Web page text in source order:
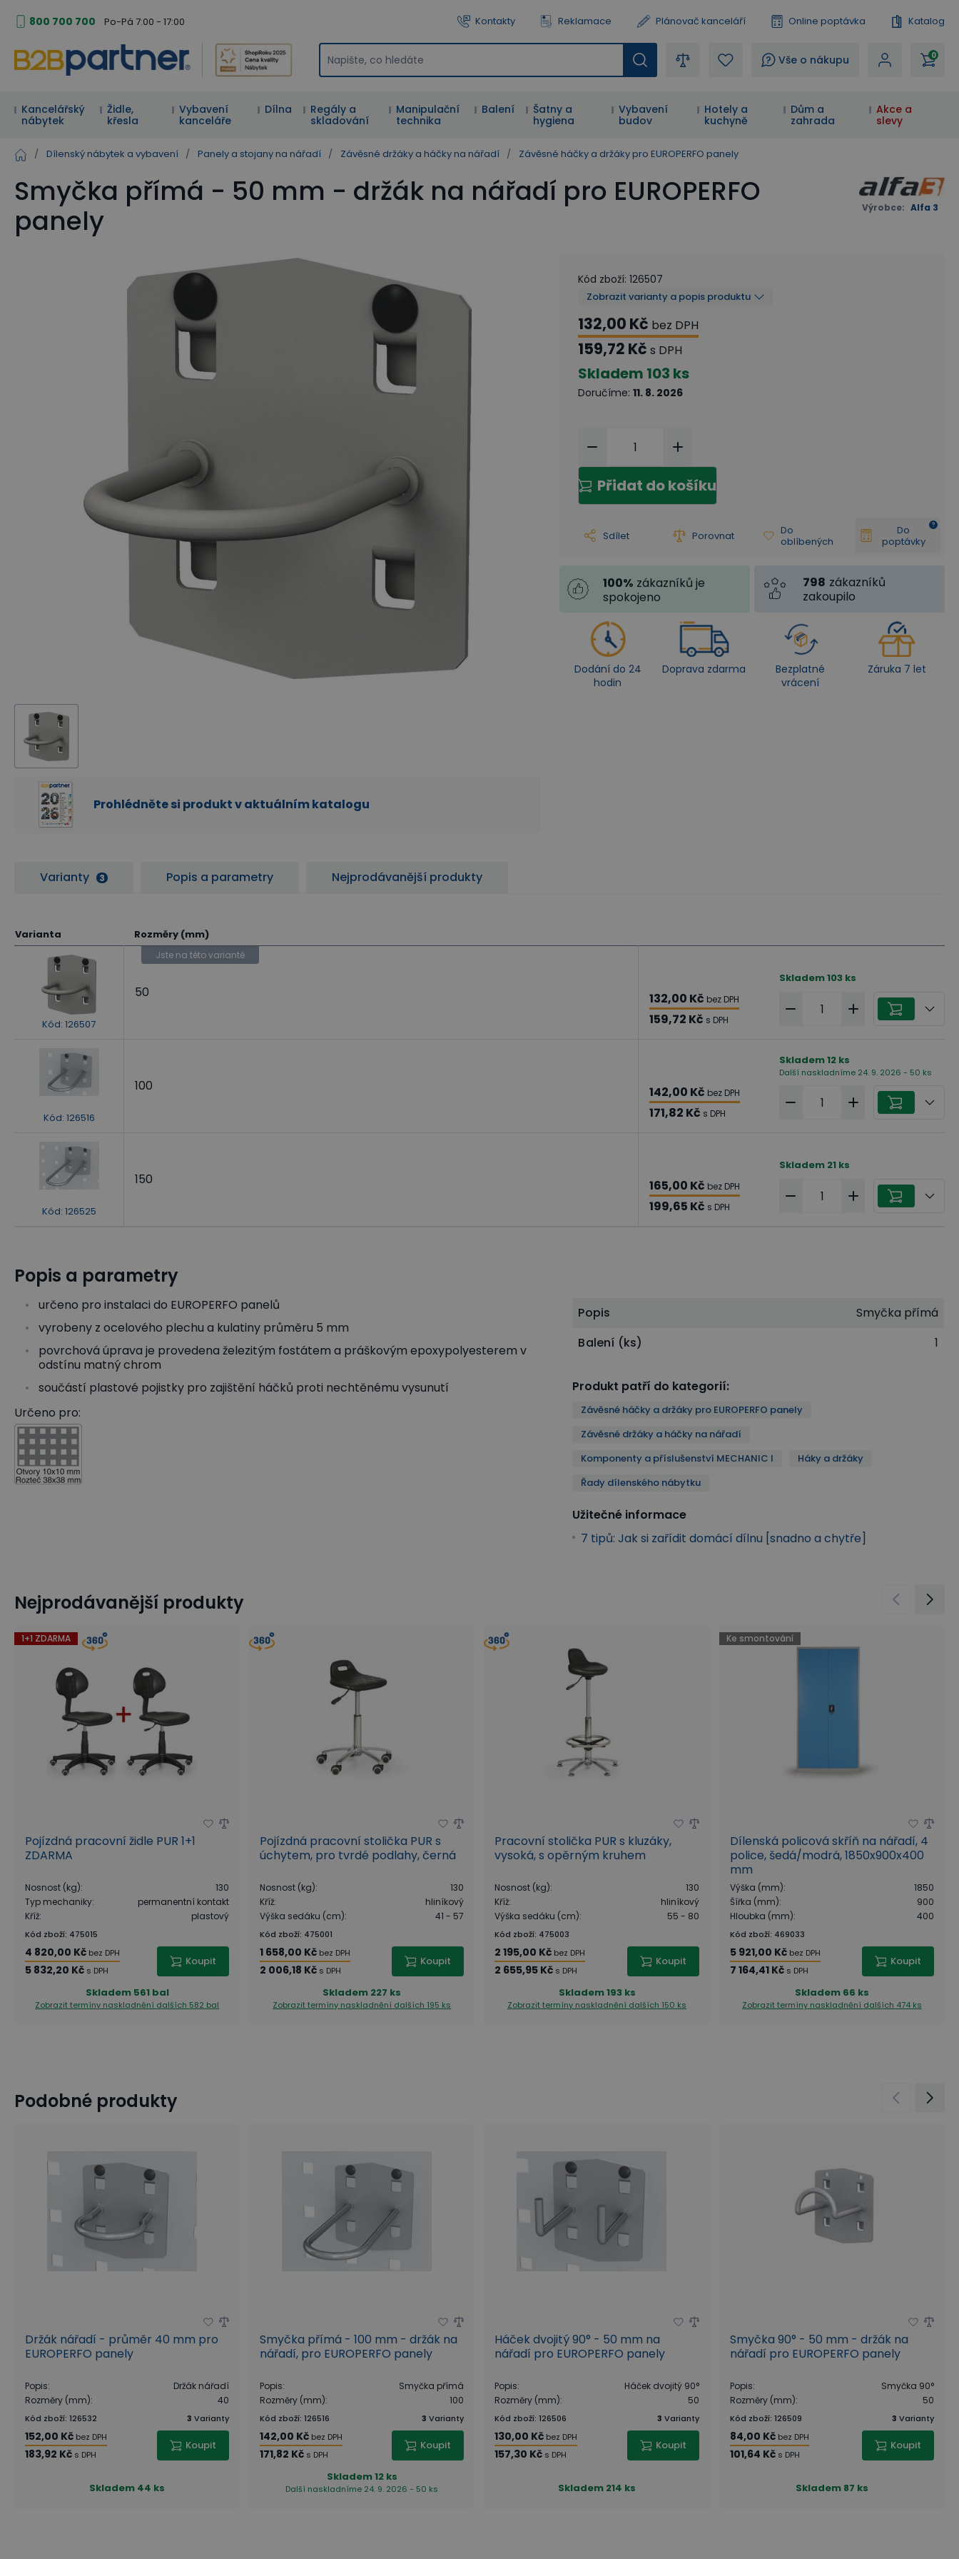
800 700 700 Po-Pá 7:00 - 17:00 Kontakty Reklamace Plánovač kanceláří Online poptávka Katalog
? Vše o nákupu 0
Kancelářský
nábytek
Židle,
křesla
Vybavení
kanceláře
Dílna
Regály a
skladování
Manipulační
technika
Balení
Šatny a
hygiena
Vybavení
budov
Hotely a
kuchyně
Dům a
zahrada
Akce a
slevy
/ Dílenský nábytek a vybavení / Panely a stojany na nářadí / Závěsné držáky a háčky na nářadí / Závěsné háčky a držáky pro EUROPERFO panely
Smyčka přímá - 50 mm - držák na nářadí pro EUROPERFO
panely
Výrobce: Alfa 3
Prohlédněte si produkt v aktuálním katalogu
Kód zboží: 126507
Zobrazit varianty a popis produktu
132,00 Kč bez DPH
159,72 Kč s DPH
Skladem 103 ks
Doručíme: 11. 8. 2026
Přidat do košíku
Sdílet Porovnat
Do
oblíbených
Do
poptávky
100% zákazníků je
spokojeno
798 zákazníků
zakoupilo
Dodání do 24
hodin
Doprava zdarma
Bezplatné
vrácení
Záruka 7 let
Varianty 3 Popis a parametry Nejprodávanější produkty
Varianta Rozměry (mm)
Kód: 126507
Jste na této variantě
50 132,00 Kč bez DPH
159,72 Kč s DPH
Skladem103 ks
Kód: 126516
100 142,00 Kč bez DPH
171,82 Kč s DPH
Skladem12 ks
Další naskladníme 24. 9. 2026 - 50 ks
Kód: 126525
150 165,00 Kč bez DPH
199,65 Kč s DPH
Skladem 21 ks
Popis a parametry
určeno pro instalaci do EUROPERFO panelů
vyrobeny z ocelového plechu a kulatiny průměru 5 mm
povrchová úprava je provedena železitým fostátem a práškovým epoxypolyesterem v
odstínu matný chrom
součástí plastové pojistky pro zajištění háčků proti nechtěnému vysunutí
Určeno pro:
Popis
Smyčka přímá
Balení (ks)
1
Produkt patří do kategorií:
Závěsné háčky a držáky pro EUROPERFO panely
Závěsné držáky a háčky na nářadí
Komponenty a příslušenství MECHANIC I
Háky a držáky
Řady dílenského nábytku
Užitečné informace
7 tipů: Jak si zařídit domácí dílnu [snadno a chytře]
Závěsné háčky a držáky pro EUROPERFO panely
Nejprodávanější produkty
1+1 ZDARMA
Pojízdná pracovní židle PUR 1+1
ZDARMA
Nosnost (kg):
130
Typ mechaniky:
permanentní kontakt
Kříž: plastový
Kód zboží: 475015
4 820,00 Kč bez DPH
5 832,20 Kč s DPH
Koupit
Skladem 561 bal
Zobrazit termíny naskladnění dalších 582 bal
Pojízdná pracovní stolička PUR s
úchytem, pro tvrdé podlahy, černá
Nosnost (kg):
130
Kříž:
hliníkový
Výška sedáku (cm): 41 - 57
Kód zboží: 475001
1 658,00 Kč bez DPH
2 006,18 Kč s DPH
Koupit
Skladem 227 ks
Zobrazit termíny naskladnění dalších 195 ks
Pracovní stolička PUR s kluzáky,
vysoká, s opěrným kruhem
Nosnost (kg):
130
Kříž:
hliníkový
Výška sedáku (cm): 55 - 80
Kód zboží: 475003
2 195,00 Kč bez DPH
2 655,95 Kč s DPH
Koupit
Skladem193 ks
Zobrazit termíny naskladnění dalších 150 ks
Ke smontování
Dílenská policová skříň na nářadí, 4
police, šedá/modrá, 1850x900x400
mm
Výška (mm):
1850
Šířka (mm):
900
Hloubka (mm): 400
Kód zboží: 469033
5 921,00 Kč bez DPH
7 164,41 Kč s DPH
Koupit
Skladem 66 ks
Zobrazit termíny naskladnění dalších 474 ks
7 tipů: Jak si zařídit domácí dílnu [snadno a chytře]
Podobné produkty
Držák nářadí - průměr 40 mm pro
EUROPERFO panely
Popis:
Držák nářadí
Rozměry (mm): 40
Kód zboží: 126532 3 Varianty
152,00 Kč bez DPH
183,92 Kč s DPH
Koupit
Skladem 44 ks
Smyčka přímá - 100 mm - držák na
nářadí, pro EUROPERFO panely
Popis:
Smyčka přímá
Rozměry (mm): 100
Kód zboží:126516 3 Varianty
142,00 Kč bez DPH
171,82 Kč s DPH
Koupit
Skladem12 ks
Další naskladníme 24. 9. 2026 - 50 ks
Háček dvojitý 90° - 50 mm na
nářadí pro EUROPERFO panely
Popis:
Háček dvojitý 90°
Rozměry (mm): 50
Kód zboží:126506 3 Varianty
130,00 Kč bez DPH
157,30 Kč s DPH
Koupit
Skladem 214 ks
Smyčka 90° - 50 mm - držák na
nářadí pro EUROPERFO panely
Popis:
Smyčka 90°
Rozměry (mm): 50
Kód zboží: 126509 3 Varianty
84,00 Kč bez DPH
101,64 Kč s DPH
Koupit
Skladem 87 ks